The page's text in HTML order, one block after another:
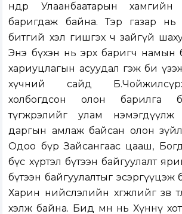
өнөөдөр Улаанбаатарын
баригдаж байна. Тэр газар нь
битгий хэл гишгэх ч зайгүй
Энэ бүхэн нь эрх баригч намын
хариуцлагын асуудал гэж би
хүчний сайд
холбогдсон олон барилга
түгжрэлийг улам
даргын амлаж байсан олон зүйл
Одоо бүр Зайсангаас цааш,
бүс хүртэл бүтээн байгуулалт
бүтээн байгуулалтыг
Харин нийслэлийн хөгжлийг зөв
хэлж байна. Бид өмнө нь Хүннү